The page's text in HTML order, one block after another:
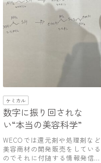
ケミカル
数字に振り回されな
い“本当の美容科学”
WECOでは還元剤や処理剤など
美容商材の開発販売をしている
のでそれに付随する情報発信を